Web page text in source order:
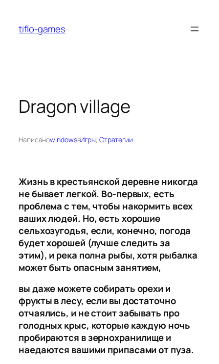
содержимому
tiflo-games
Dragon village
НаписаноwindowsвИгры, Стратегии
Жизнь в крестьянской деревне никогда
не бывает легкой. Во-первых, есть
проблема с тем, чтобы накормить всех
ваших людей. Но, есть хорошие
сельхозугодья, если, конечно, погода
будет хорошей (лучше следить за
этим), и река полна рыбы, хотя рыбалка
может быть опасным занятием,
вы даже можете собирать орехи и
фрукты в лесу, если вы достаточно
отчаялись, и не стоит забывать про
голодных крыс, которые каждую ночь
пробираются в зернохранилище и
наедаются вашими припасами от пуза.